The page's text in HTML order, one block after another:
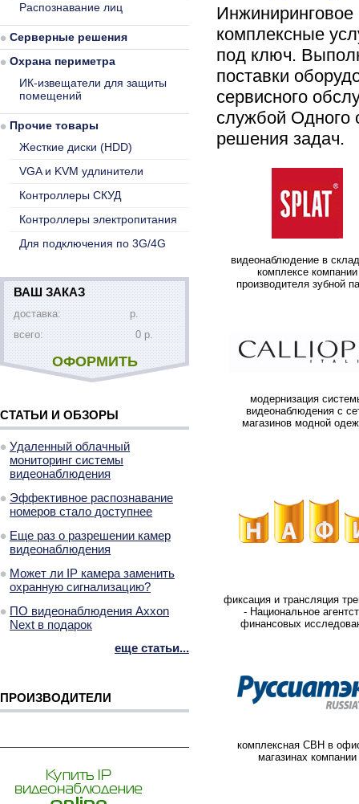
комплексные
под ключ.
поставки
сервисного
службой Одного
решения задач.
видеонаблюдение в
комплексе компании
производителя зубной
модернизация
видеонаблюдения с
магазинов модной
фиксация и трансляция
- Национальное
финансовых
комплексная СВН в
магазинах компании
Распознавание лиц
Серверные решения
Охрана периметра
ИК-извещатели для защиты
помещений
Прочие товары
Жесткие диски (HDD)
VGA и KVM удлинители
Контроллеры СКУД
Контроллеры электропитания
Для подключения по 3G/4G
ВАШ ЗАКАЗ
доставка:
р.
всего:
0 р.
ОФОРМИТЬ
СТАТЬИ И ОБЗОРЫ
Удаленный облачный
мониторинг системы
видеонаблюдения
Эффективное распознавание
номеров стало доступнее
Еще раз о разрешении камер
видеонаблюдения
Может ли IP камера заменить
охранную сигнализацию?
ПО видеонаблюдения Axxon
Next в подарок
еще статьи...
ПРОИЗВОДИТЕЛИ